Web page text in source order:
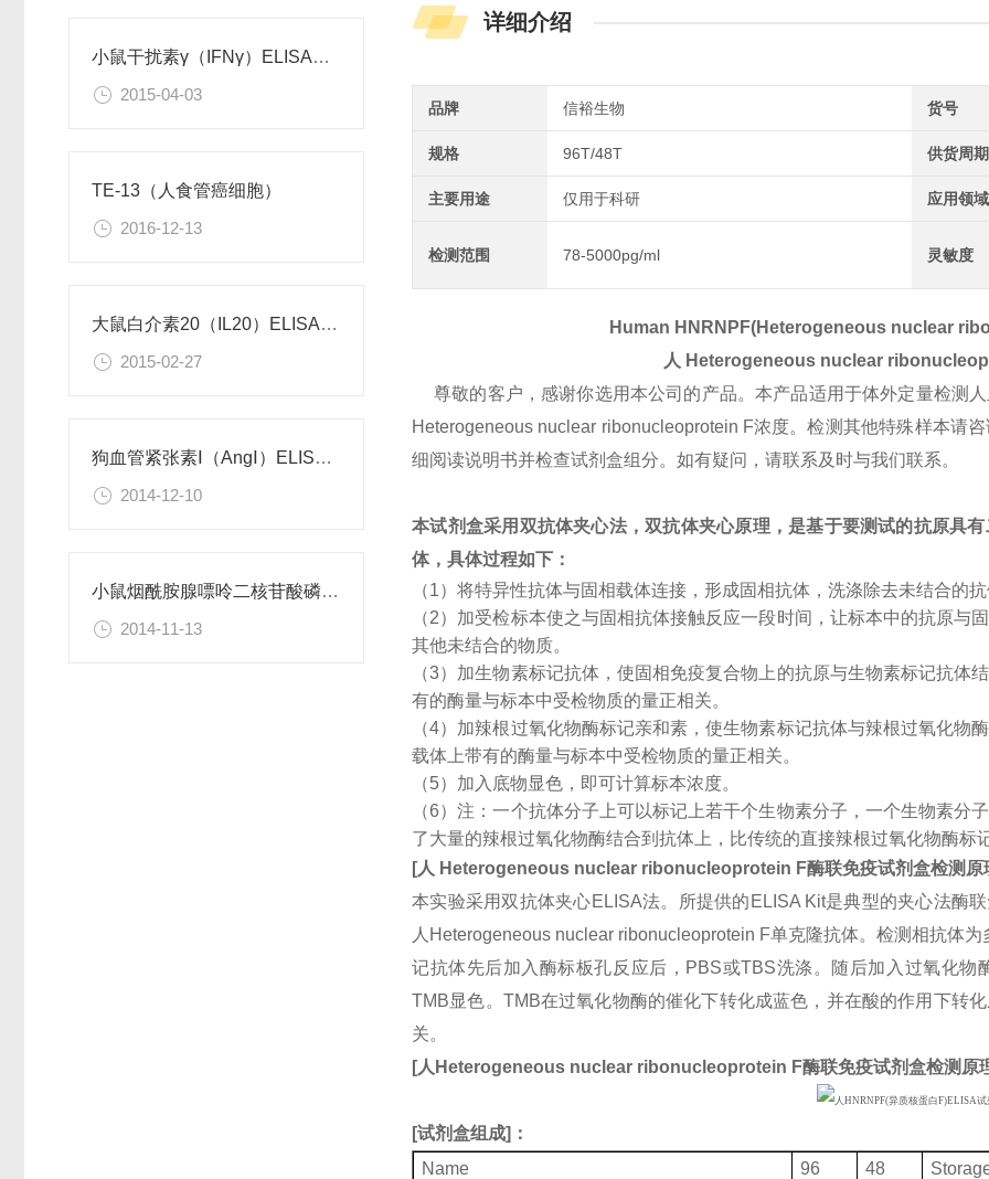
小鼠干扰素γ（IFNγ）ELISA试剂盒
2015-04-03
TE-13（人食管癌细胞）
2016-12-13
大鼠白介素20（IL20）ELISA试剂盒
2015-02-27
狗血管紧张素Ⅰ（AngⅠ）ELISA试剂盒
2014-12-10
小鼠烟酰胺腺嘌呤二核苷酸磷酸（NADPH）检测试剂盒
2014-11-13
详细介绍
品牌 信裕生物 货号
规格 96T/48T 供货周期
主要用途 仅用于科研 应用领域
检测范围 78-5000pg/ml 灵敏度
Human HNRNPF(Heterogeneous nuclear
人 Heterogeneous nuclear
尊敬的客户，感谢你选用本公司的产品。本产品适用于体外定量检测
Heterogeneous nuclear ribonucleoprotein F浓度。检测其他特殊样本请
细阅读说明书并检查试剂盒组分。如有疑问，请联系及时与我们联系。
本试剂盒采用双抗体夹心法，双抗体夹心原理，是基于要测试的抗原具
体，具体过程如下：
（1）将特异性抗体与固相载体连接，形成固相抗体，洗涤除去未结合的
（2）加受检标本使之与固相抗体接触反应一段时间，让标本中的抗原
其他未结合的物质。
（3）加生物素标记抗体，使固相免疫复合物上的抗原与生物素标记抗
有的酶量与标本中受检物质的量正相关。
（4）加辣根过氧化物酶标记亲和素，使生物素标记抗体与辣根过氧化
载体上带有的酶量与标本中受检物质的量正相关。
（5）加入底物显色，即可计算标本浓度。
（6）注：一个抗体分子上可以标记上若干个生物素分子，一个生物素
了大量的辣根过氧化物酶结合到抗体上，比传统的直接辣根过氧化物酶标
[人 Heterogeneous nuclear ribonucleoprotein F酶联免疫试剂盒检测原
本实验采用双抗体夹心ELISA法。所提供的ELISA Kit是典型的夹心法酶
人Heterogeneous nuclear ribonucleoprotein F单克隆抗体。检测相抗体
记抗体先后加入酶标板孔反应后，PBS或TBS洗涤。随后加入过氧化
TMB显色。TMB在过氧化物酶的催化下转化成蓝色，并在酸的作用下转
关。
[人 Heterogeneous nuclear ribonucleoprotein F酶联免疫试剂盒检测原
[试剂盒组成]：
Name
96
48